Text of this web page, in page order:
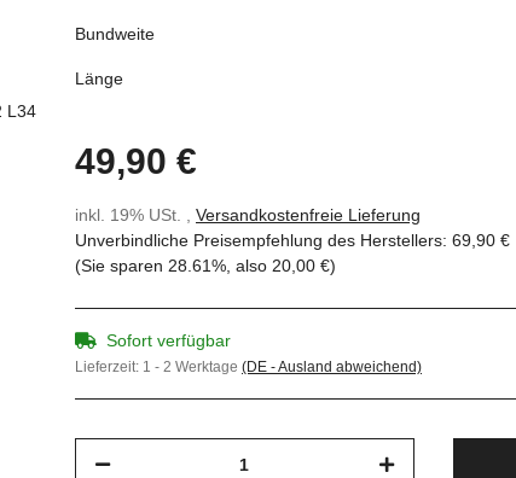
Bundweite
Länge
49,90 €
inkl. 19% USt. , Versandkostenfreie Lieferung
Unverbindliche Preisempfehlung des Herstellers: 69,90 €
(Sie sparen 28.61%, also 20,00 €)
Sofort verfügbar
Lieferzeit: 1 - 2 Werktage (DE - Ausland abweichend)